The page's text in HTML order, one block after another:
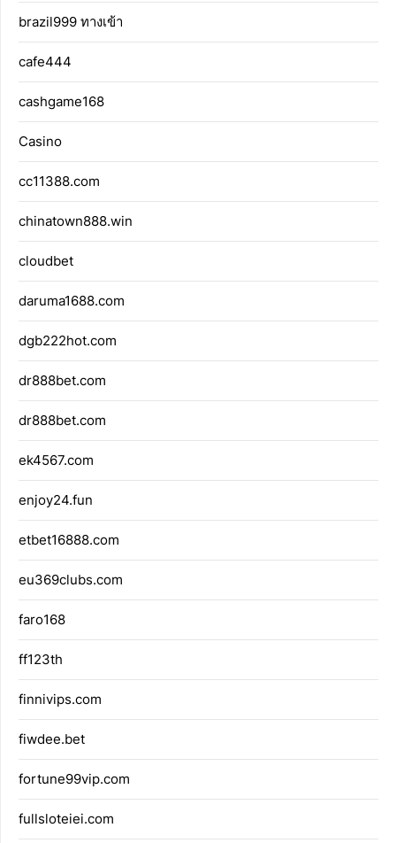
brazil999 ทางเข้า
cafe444
cashgame168
Casino
cc11388.com
chinatown888.win
cloudbet
daruma1688.com
dgb222hot.com
dr888bet.com
dr888bet.com
ek4567.com
enjoy24.fun
etbet16888.com
eu369clubs.com
faro168
ff123th
finnivips.com
fiwdee.bet
fortune99vip.com
fullsloteiei.com